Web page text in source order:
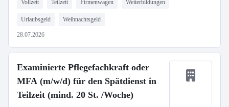
Vollzeit Teilzeit Firmenwagen Weiterbildungen
Urlaubsgeld Weihnachtsgeld
28.07.2026
Examinierte Pflegefachkraft oder
MFA (m/w/d) für den Spätdienst in
Teilzeit (mind. 20 St. /Woche)